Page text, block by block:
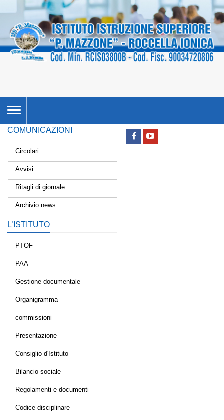
TOGGLE
NAVIGATION
COMUNICAZIONI
Circolari
Avvisi
Ritagli di giornale
Archivio news
L’ISTITUTO
PTOF
PAA
Gestione documentale
Organigramma
commissioni
Presentazione
Consiglio d'Istituto
Bilancio sociale
Regolamenti e documenti
Codice disciplinare